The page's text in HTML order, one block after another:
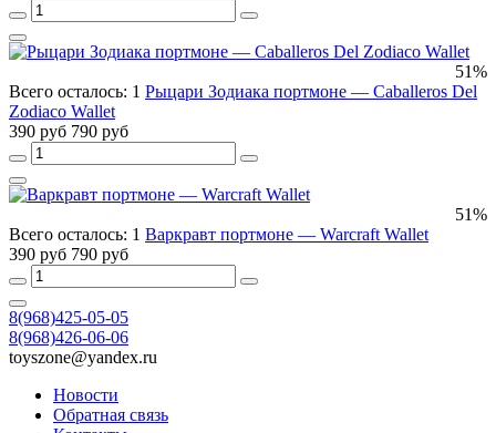
51%
Всего осталось: 1 Рыцари Зодиака портмоне — Caballeros Del
Zodiaco Wallet
390 руб 790 руб
51%
Всего осталось: 1 Варкравт портмоне — Warcraft Wallet
390 руб 790 руб
8(968)425-05-05
8(968)426-06-06
toyszone@yandex.ru
Новости
Обратная связь